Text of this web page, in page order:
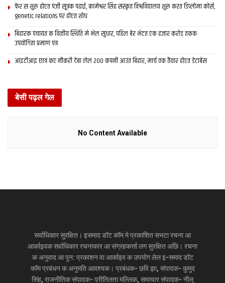
फेर स शुरू होएत पंजी सूत्रक पढाई, कामेश्वर सिंह संस्कृत विश्वविद्यालय शुरू करत डिप्लोमा कोर्स,
genetic relations पर होएत शोध
बिहारक पंचायत क वित्‍तीय स्थिति मे भेल सुधार, पहिल बेर भेटत एक हजार करोड़ तकक
उपयोगिता प्रमाण पत्र
आइटीआइ छात्र कए नौकरी देबा लेल 200 कंपनी आउत बिहार, मार्च तक तैयार होएत डेटाबेस
बेसी पढ़ल गेल
No Content Available
सर्वाधिकार सुरक्षित। इसमाद डॉट कॉम मे प्रकाशित सभटा रचना आ
आर्काइवक सर्वाधिकार रचनाकार आ संग्रहकर्त्ता लग सुरक्षित अछि। रचना
क अनुवाद आ पुन: प्रकाशन वा आर्काइव क उपयोग लेल इ-समाद डॉट
कॉम प्रबंधन क अनुमति आवश्यक। प्रबंधक- छवि झा, संपादक- कुमुद
सिंह, राजनीतिक संपादक- प्रीतिलता मल्लिक, समाचार संपादक- नीलू